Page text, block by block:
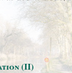
(II)